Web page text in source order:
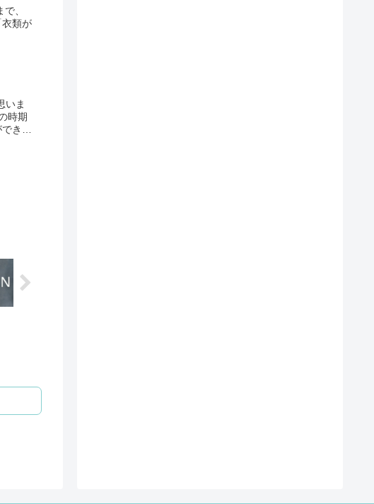
、
類が
いま
時期
きま